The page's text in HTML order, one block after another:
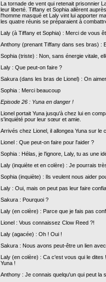
La tornade de vent qui retenait prisonnier
leur liberté. Tiffany et Sophia allèrent
l'homme masqué et Laly vint lui apporter
les quatre réunis se préparaient à
Laly (à Tiffany et Sophia) : Merci de vous
Anthony (prenant Tiffany dans ses bras) :
Sophia (triste) : Non, sans énergie vitale,
Laly : Que peut-on faire ?
Sakura (dans les bras de Lionel) : On
Sophia : Merci beaucoup
Episode 26 : Yuna en danger !
Lionel portait Yuna jusqu'à chez lui en
s'inquiété pour leur sœur et amie.
Arrivés chez Lionel, il allongea Yuna sur le
Lionel : Que peut-on faire pour l'aider ?
Sophia : Hélas, je l'ignore, Laly, tu as une
Laly (inquiète et en colère) : Je pourrais
Sophia (inquiète) : Ils veulent nous aider
Laly : Oui, mais on peut pas leur faire
Sakura : Pourquoi ?
Laly (en colère) : Parce que je fais pas
Lionel : Vous connaissez Clow Reed ?!
Laly (agacée) : Oh ! Oui !
Sakura : Nous avons peut-être un lien
Laly (en colère) : Ca c'est vous qui le
Yuna !
Anthony : Je connais quelqu'un qui peut la